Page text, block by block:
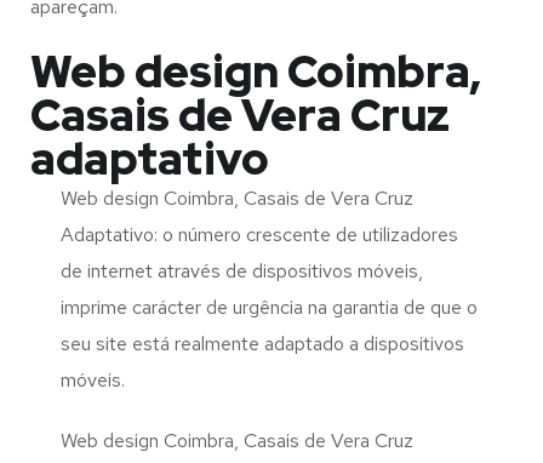
apareçam.
Web design Coimbra,
Casais de Vera Cruz
adaptativo
Web design Coimbra, Casais de Vera Cruz
Adaptativo: o número crescente de utilizadores
de internet através de dispositivos móveis,
imprime carácter de urgência na garantia de que o
seu site está realmente adaptado a dispositivos
móveis.
Web design Coimbra, Casais de Vera Cruz